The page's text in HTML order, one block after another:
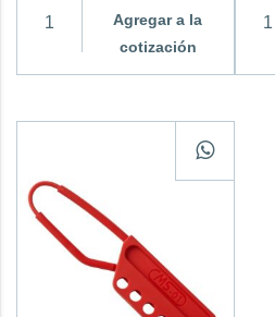
Agregar a la
cotización